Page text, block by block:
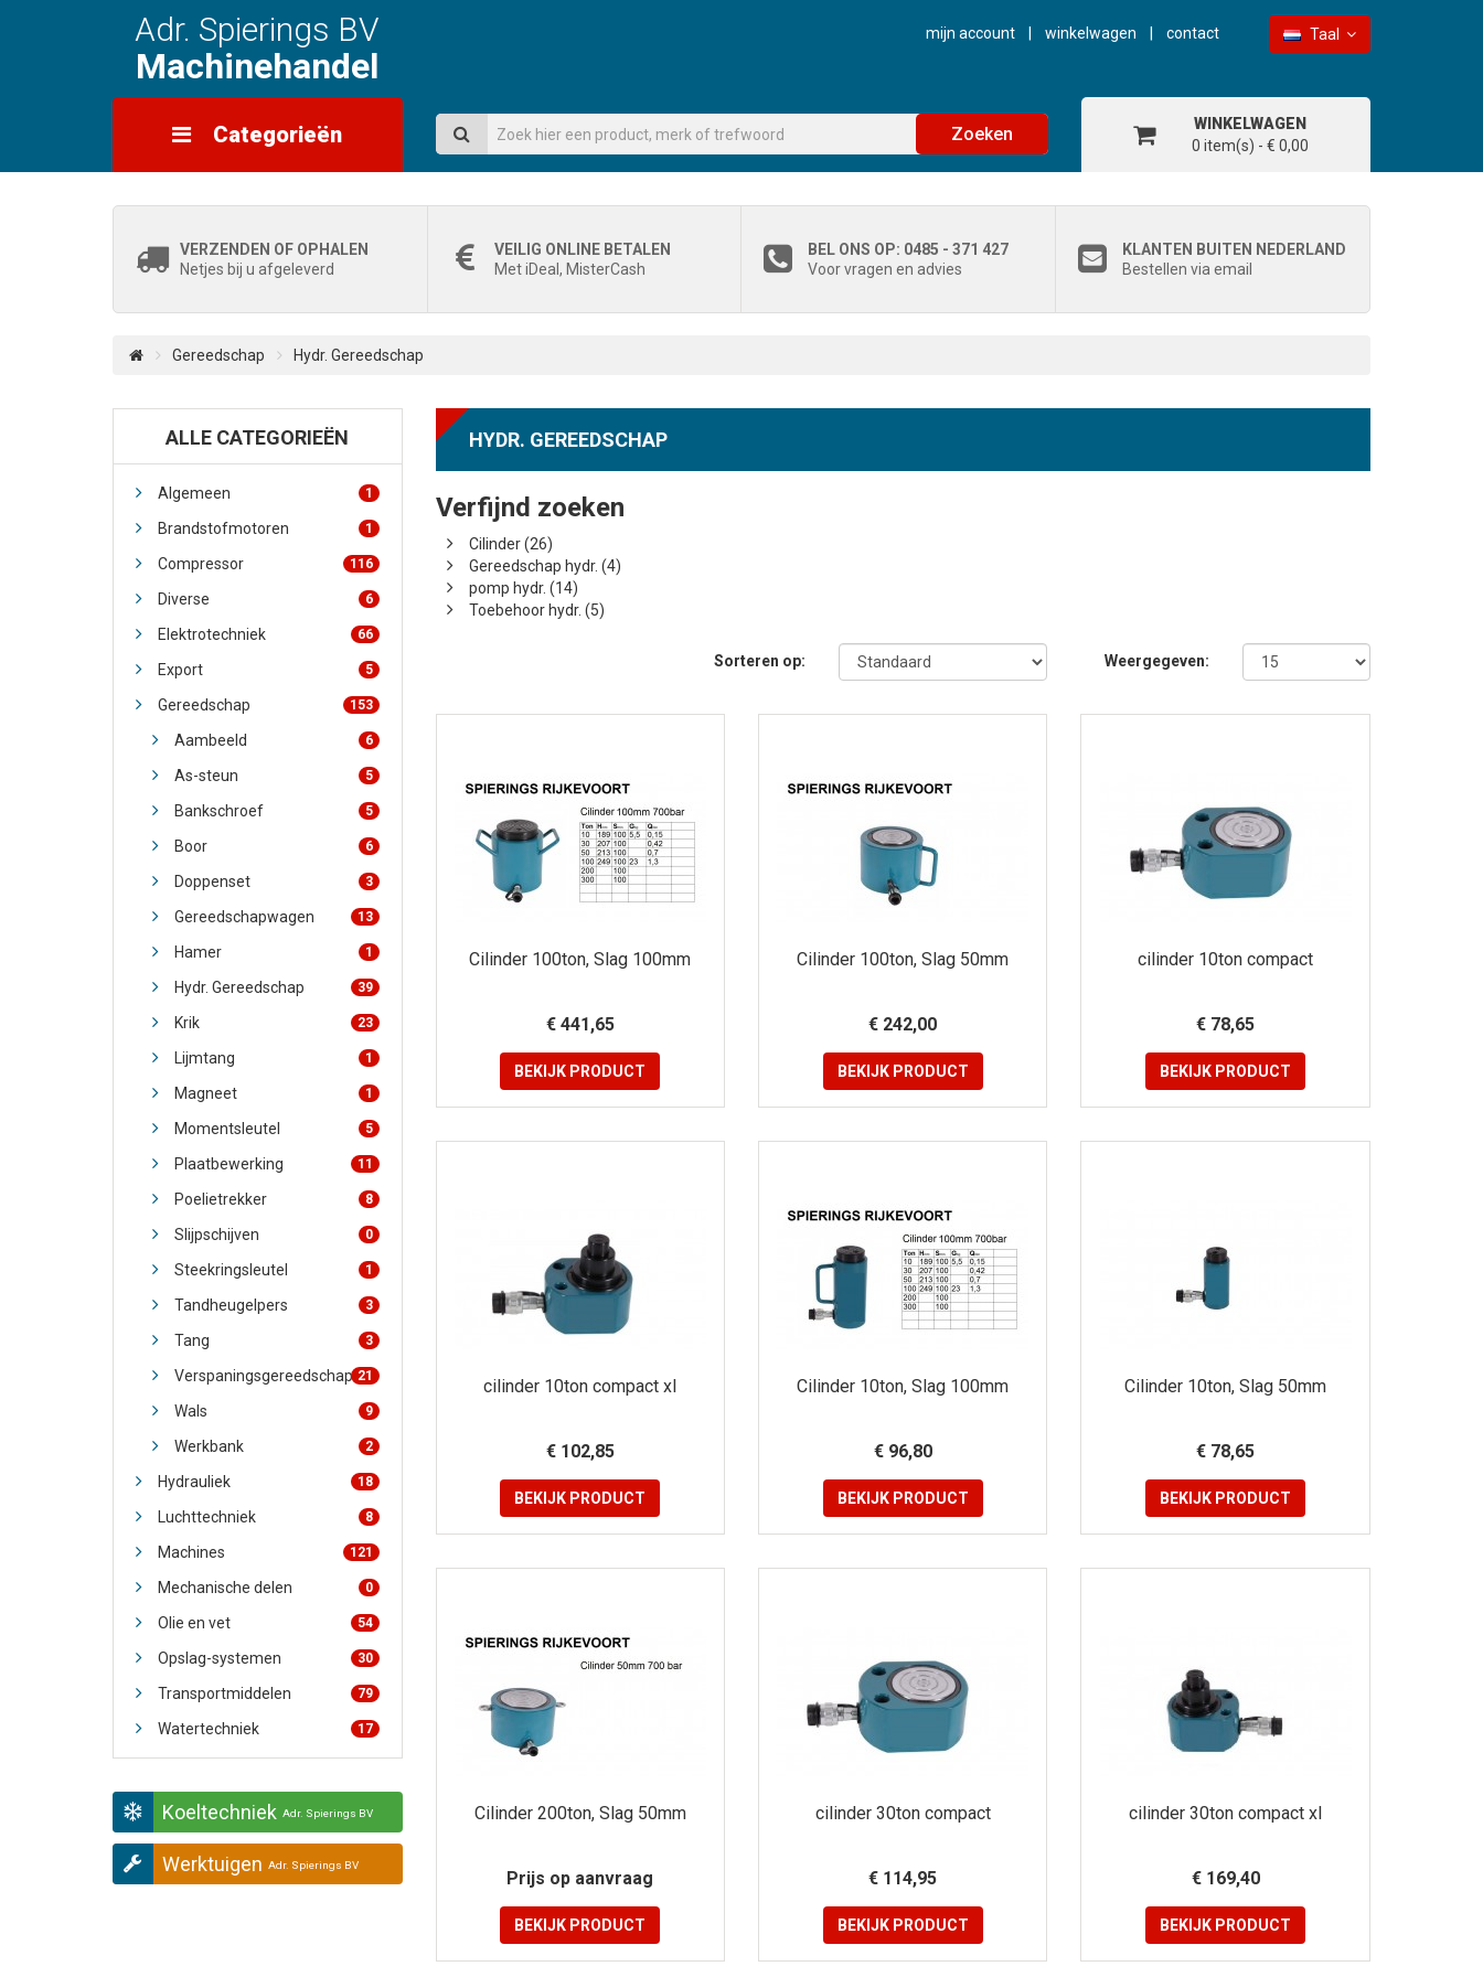
Adr. Spierings BV
Machinehandel
mijn account winkelwagen contact Taal
Categorieën Zoeken
WINKELWAGEN
0 item(s) - € 0,00
VERZENDEN OF OPHALEN
Netjes bij u afgeleverd
VEILIG ONLINE BETALEN
Met iDeal, MisterCash
BEL ONS OP: 0485 - 371 427
Voor vragen en advies
KLANTEN BUITEN NEDERLAND
Bestellen via email
Gereedschap Hydr. Gereedschap
ALLE CATEGORIEËN
Algemeen 1
Brandstofmotoren 1
Compressor 116
Diverse 6
Elektrotechniek 66
Export 5
Gereedschap 153
Aambeeld 6
As-steun 5
Bankschroef 5
Boor 6
Doppenset 3
Gereedschapwagen 13
Hamer 1
Hydr. Gereedschap 39
Krik 23
Lijmtang 1
Magneet 1
Momentsleutel 5
Plaatbewerking 11
Poelietrekker 8
Slijpschijven 0
Steekringsleutel 1
Tandheugelpers 3
Tang 3
Verspaningsgereedschap 21
Wals 9
Werkbank 2
Hydrauliek 18
Luchttechniek 8
Machines 121
Mechanische delen 0
Olie en vet 54
Opslag-systemen 30
Transportmiddelen 79
Watertechniek 17
Koeltechniek Adr. Spierings BV
Werktuigen Adr. Spierings BV
HYDR. GEREEDSCHAP
Verfijnd zoeken
Cilinder (26)
Gereedschap hydr. (4)
pomp hydr. (14)
Toebehoor hydr. (5)
Sorteren op: Weergegeven:
Cilinder 100ton, Slag 100mm
€ 441,65
BEKIJK PRODUCT
Cilinder 100ton, Slag 50mm
€ 242,00
BEKIJKPRODUCT
cilinder 10ton compact
€ 78,65
BEKIJK PRODUCT
cilinder 10ton compact xl
€ 102,85
BEKIJK PRODUCT
Cilinder 10ton, Slag 100mm
€ 96,80
BEKIJKPRODUCT
Cilinder 10ton, Slag 50mm
€ 78,65
BEKIJK PRODUCT
Cilinder 200ton, Slag 50mm
Prijs op aanvraag
BEKIJK PRODUCT
cilinder 30ton compact
€ 114,95
BEKIJKPRODUCT
cilinder 30ton compact xl
€ 169,40
BEKIJK PRODUCT